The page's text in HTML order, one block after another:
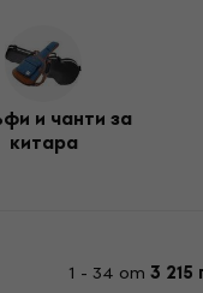
и чанти за
китара
1 - 34 от 3 215